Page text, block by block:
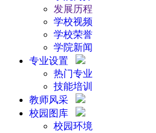
发展历程
学校视频
学校荣誉
学院新闻
专业设置
热门专业
技能培训
教师风采
校园图库
校园环境